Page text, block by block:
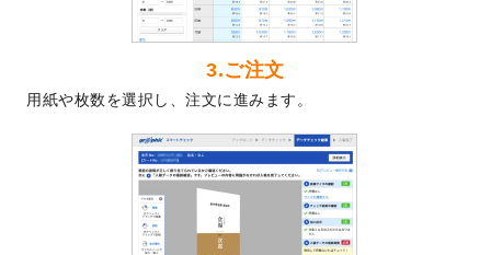
DMのデザインテンプレートを追加しまし
た。
【新商品】ステッカー
なりました！
2024年版4月始まりのカレンダーデザイン
テンプレートを公開いたしました。
2024年辰年の年賀ポスターデザインテンプ
レート
を公開いたしました。
箔押し年賀状のデザインテンプレート
3.ご注文
用紙や枚数を選択し、注文に進みます。